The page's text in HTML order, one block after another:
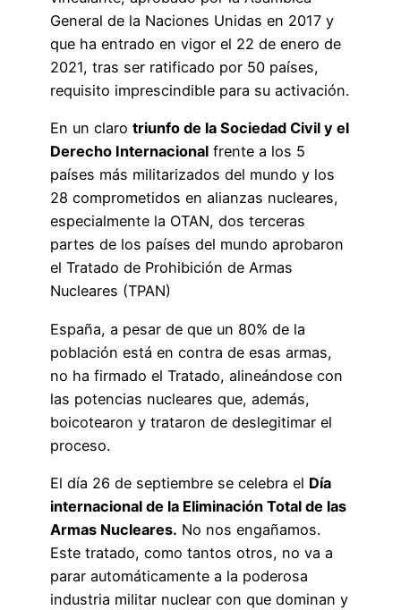
General de la Naciones Unidas en 2017 y
que ha entrado en vigor el 22 de enero de
2021, tras ser ratificado por 50 países,
requisito imprescindible para su activación.
En un claro triunfo de la Sociedad Civil y el
Derecho Internacional frente a los 5
países más militarizados del mundo y los
28 comprometidos en alianzas nucleares,
especialmente la OTAN, dos terceras
partes de los países del mundo aprobaron
el Tratado de Prohibición de Armas
Nucleares (TPAN)
España, a pesar de que un 80% de la
población está en contra de esas armas,
no ha firmado el Tratado, alineándose con
las potencias nucleares que, además,
boicotearon y trataron de deslegitimar el
proceso.
El día 26 de septiembre se celebra el Día
internacional de la Eliminación Total de las
Armas Nucleares. No nos engañamos.
Este tratado, como tantos otros, no va a
parar automáticamente a la poderosa
industria militar nuclear con que dominan y